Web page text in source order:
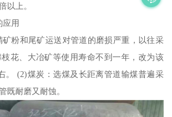
以上。
应用
粉和尾矿运送对管道的磨损严重，以往采
花、大冶矿等使用寿命不到一年，改为该
。 (2)煤炭：选煤及长距离管道输煤普遍采
既耐磨又耐蚀。